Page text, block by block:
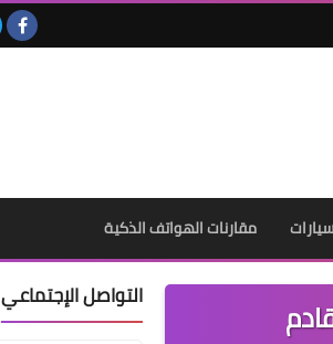
مقارنات الهواتف الذكية
التواصل الإجتماعي